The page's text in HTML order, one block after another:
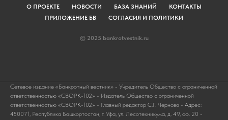
О ПРОЕКТЕ НОВОСТИ БАЗА ЗНАНИЙ
КОНТАКТЫ
ПРИЛОЖЕНИЕ БВ
СОГЛАСИЯ И ПОЛИТИКИ
© 2025 bankrotvestnik.ru
Сетевое издание «Банкротный вестник» - Учредитель Общество с ограниченной
ответственностью «СВОРК-102» - Издатель Общество с ограниченной
ответственностью «СВОРК-102» - Главный редактор С.Г. Чернова - Адрес:
450071, Республика Башкортостан, г. Уфа, ул. Лесотехникума, д. 49, оф. 20 -